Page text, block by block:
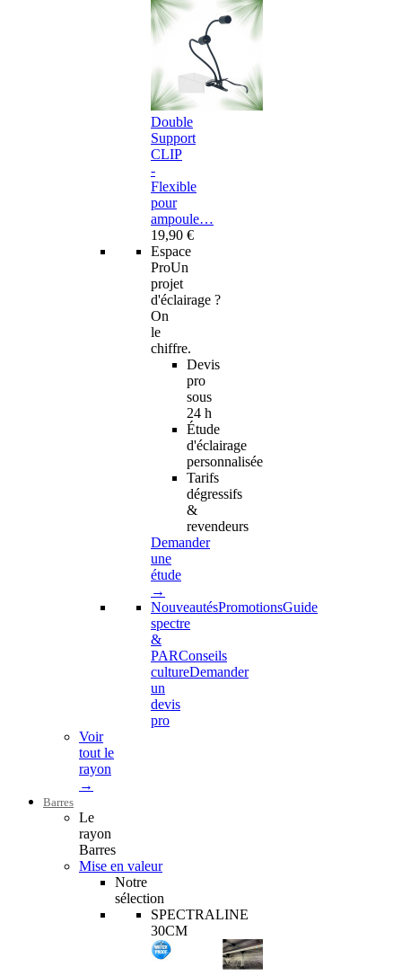
Double
Support
CLIP
-
Flexible
pour
ampoule…
19,90 €
Espace
ProUn
projet
d'éclairage ?
On
le
chiffre.
Devis
pro
sous
24 h
Étude
d'éclairage
personnalisée
Tarifs
dégressifs
&
revendeurs
Demander
une
étude
→
NouveautésPromotionsGuide
spectre
&
PARConseils
cultureDemander
un
devis
pro
Voir
tout le
rayon
→
Barres
Le
rayon
Barres
Mise en valeur
Notre
sélection
SPECTRALINE
30CM